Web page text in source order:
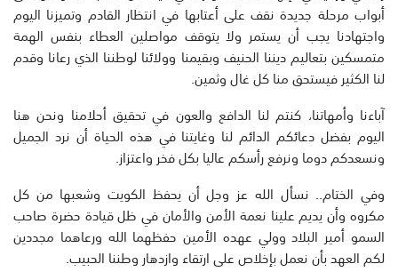
أبواب مرحلة جديدة نقف على أعتابها في انتظار القادم وتميزنا اليوم
واجتهادنا يجب أن يستمر ولا يتوقف مواصلين العطاء بنفس الهمة
متمسكين بتعاليم ديننا الحنيف وبقيمنا وولائنا لوطننا الذي رعانا وقدم
لنا الكثير فيستحق منا كل غال وثمين.
آباءنا وأمهاتنا، كنتم لنا الدافع والعون في تحقيق أحلامنا ونحن هنا
اليوم بفضل دعائكم الدائم لنا وغايتنا في هذه الحياة أن نرد الجميل
ونسعدكم دوما ونرفع رأسكم عاليا بكل فخر واعتزاز.
وفي الختام.. نسأل الله عز وجل أن يحفظ الكويت وشعبها من كل
مكروه وأن يديم علينا نعمة الأمن والأمان في ظل قيادة حضرة صاحب
السمو أمير البلاد وولي عهده الأمين حفظهما الله ورعاهما مجددين
لكم العهد بأن نعمل بإخلاص على ارتقاء وازدهار وطننا الحبيب.